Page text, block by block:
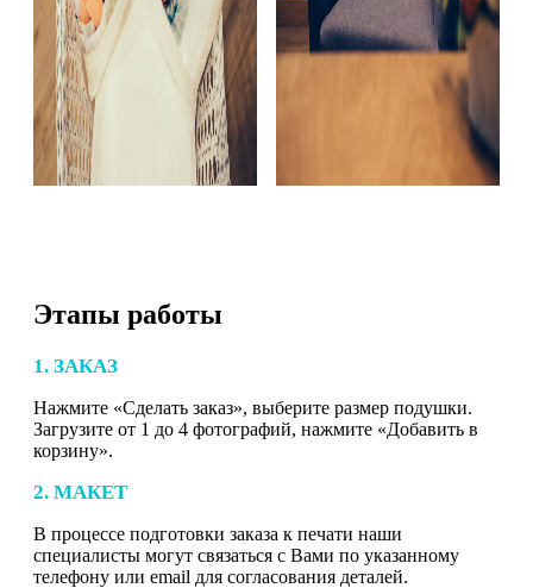
Этапы работы
1. ЗАКАЗ
Нажмите «Сделать заказ», выберите размер подушки.
Загрузите от 1 до 4 фотографий, нажмите «Добавить в
корзину».
2. МАКЕТ
В процессе подготовки заказа к печати наши
специалисты могут связаться с Вами по указанному
телефону или email для согласования деталей.